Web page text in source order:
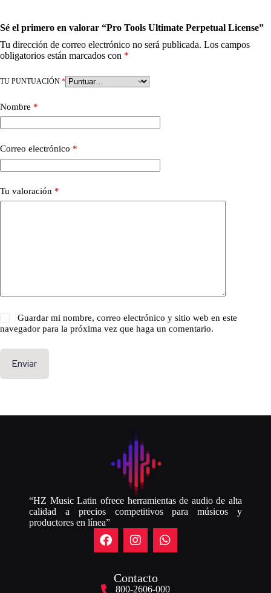
Sé el primero en valorar “Pro Tools Ultimate Perpetual License”
Tu dirección de correo electrónico no será publicada. Los campos
obligatorios están marcados con *
TU PUNTUACIÓN *
Nombre *
Correo electrónico *
Tu valoración *
Guardar mi nombre, correo electrónico y sitio web en este
navegador para la próxima vez que haga un comentario.
Enviar
“HZ Music Latin ofrece herramientas de audio de alta
calidad a precios competitivos para músicos y
productores en línea”
Contacto
800-2606-000